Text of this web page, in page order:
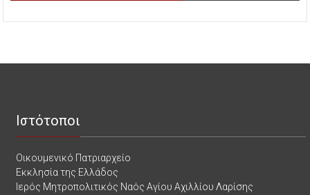
Ιστότοποι
Οικουμενικό Πατριαρχείο
Εκκλησία της Ελλάδος
Ιερός Μητροπολιτικός Ναός Αγίου Αχιλλίου Λαρίσης